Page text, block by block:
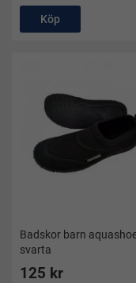
Köp
Badskor barn
svarta
125 kr